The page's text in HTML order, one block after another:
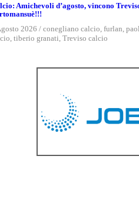
Amichevoli d’agosto, vincono
2026 / conegliano calcio furlan
tiberio granati Treviso calcio